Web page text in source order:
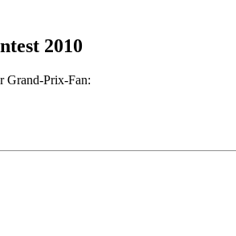
2010
Grand-Prix-Fan: